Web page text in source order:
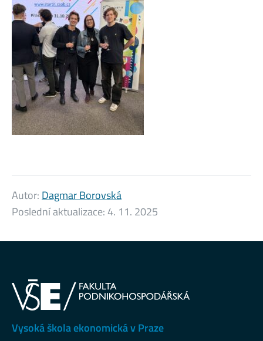
Autor: Dagmar Borovská
Poslední aktualizace:4. 11. 2025
Vysoká škola ekonomická v Praze